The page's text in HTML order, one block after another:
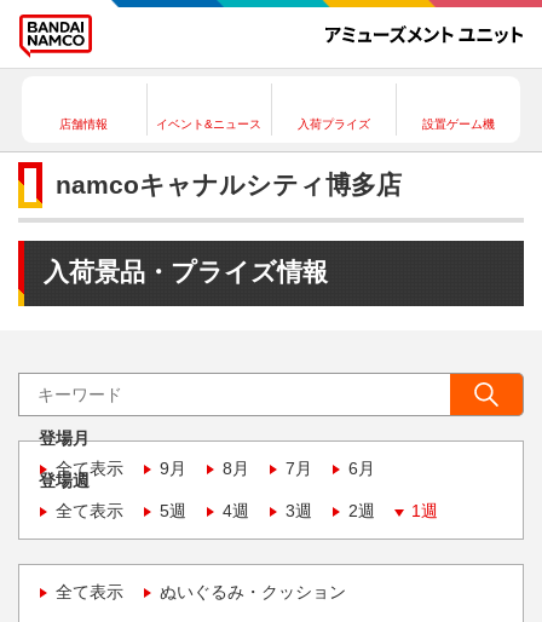
店舗情報 イベント&ニュース 入荷プライズ 設置ゲーム機
namcoキャナルシティ博多店
入荷景品・プライズ情報
登場月
全て表示
9月 8月 7月 6月
登場週
全て表示
5週 4週 3週 2週 1週
全て表示 ぬいぐるみ・クッション